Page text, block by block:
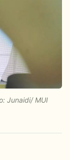
Junaidi/ MUI